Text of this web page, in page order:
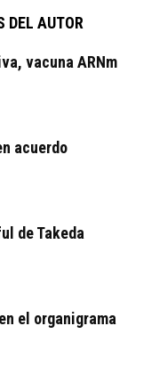
DEL AUTOR
vacuna ARNm
acuerdo
de Takeda
el organigrama